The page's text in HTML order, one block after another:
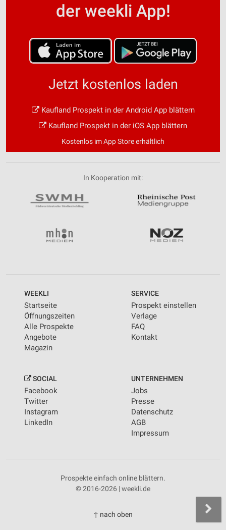
der weekli App!
Jetzt kostenlos laden
Kaufland Prospekt in der Android App blättern
Kaufland Prospekt in der iOS App blättern
Kostenlos im App Store erhältlich
In Kooperation mit:
WEEKLI
Startseite
Öffnungszeiten
Alle Prospekte
Angebote
Magazin
SERVICE
Prospekt einstellen
Verlage
FAQ
Kontakt
SOCIAL
Facebook
Twitter
Instagram
LinkedIn
UNTERNEHMEN
Jobs
Presse
Datenschutz
AGB
Impressum
Prospekte einfach online blättern.
© 2016-2026 | weekli.de
↑ nach oben